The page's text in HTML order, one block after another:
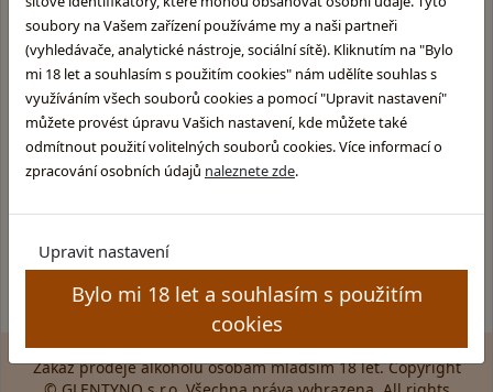
soubory na Vašem zařízení používáme my a naši partneři
(vyhledávače, analytické nástroje, sociální sítě). Kliknutím na "Bylo
mi 18 let a souhlasím s použitím cookies" nám udělíte souhlas s
využíváním všech souborů cookies a pomocí "Upravit nastavení"
můžete provést úpravu Vašich nastavení, kde můžete také
odmítnout použití volitelných souborů cookies. Více informací o
zpracování osobních údajů naleznete zde.
Upravit nastavení
Bylo mi 18 let a souhlasím s použitím
cookies
Informace pro Vás:
Provozovatel obchodu
Obchodní podmínky
Ochrana osobních údajů
Pravidla soutěže
Skupina obchodů
Glentyno:
Skotska-whisky.cz
Čtvrtek: 11:00 - 16:00
Pátek: 11:00 - 17:00
Zákaz prodeje alkoholu osobám mladším 18 let. Copyright